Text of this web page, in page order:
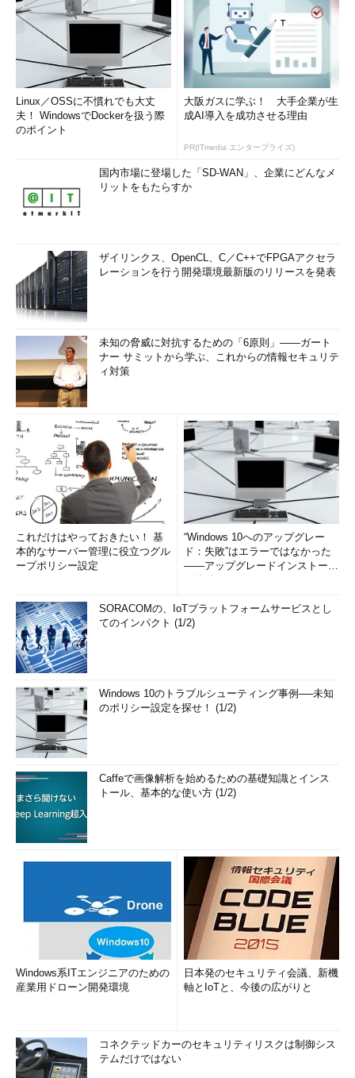
Linux／OSSに不慣れでも大丈
夫！ WindowsでDockerを扱う際
のポイント
大阪ガスに学ぶ！ 大手企業が生
成AI導入を成功させる理由
PR(ITmedia エンタープライズ)
国内市場に登場した「SD-WAN」、企業にどんなメ
リットをもたらすか
ザイリンクス、OpenCL、C／C++でFPGAアクセラ
レーションを行う開発環境最新版のリリースを発表
未知の脅威に対抗するための「6原則」――ガート
ナー サミットから学ぶ、これからの情報セキュリテ
ィ対策
これだけはやっておきたい！ 基
本的なサーバー管理に役立つグル
ープポリシー設定
“Windows 10へのアップグレー
ド：失敗”はエラーではなかった
――アップグレードインストール
SORACOMの、IoTプラットフォームサービスとし
てのインパクト (1/2)
Windows 10のトラブルシューティング事例──未知
のポリシー設定を探せ！ (1/2)
Caffeで画像解析を始めるための基礎知識とインス
トール、基本的な使い方 (1/2)
Windows系ITエンジニアのための
産業用ドローン開発環境
日本発のセキュリティ会議、新機
軸とIoTと、今後の広がりと
コネクテッドカーのセキュリティリスクは制御シス
テムだけではない